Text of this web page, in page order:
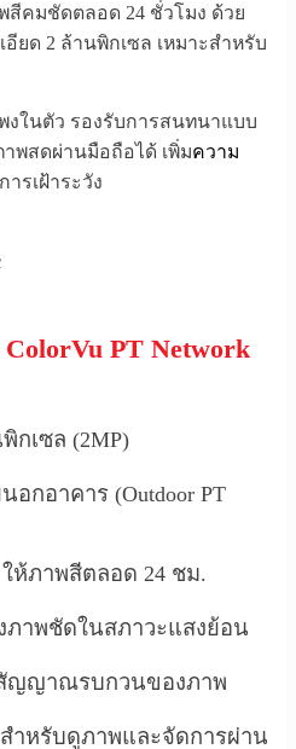
สีคมชัดตลอด 24 ชั่วโมง ด้วย
อียด 2 ล้านพิกเซล เหมาะสำหรับ
ในตัว รองรับการสนทนาแบบ
าพสดผ่านมือถือได้ เพิ่มความ
รเฝ้าระวัง
PT Network
กเซล (2MP)
อกอาคาร (Outdoor PT
ให้ภาพสีตลอด 24 ชม.
ภาพชัดในสภาวะแสงย้อน
สัญญาณรบกวนของภาพ
สำหรับดูภาพและจัดการผ่าน